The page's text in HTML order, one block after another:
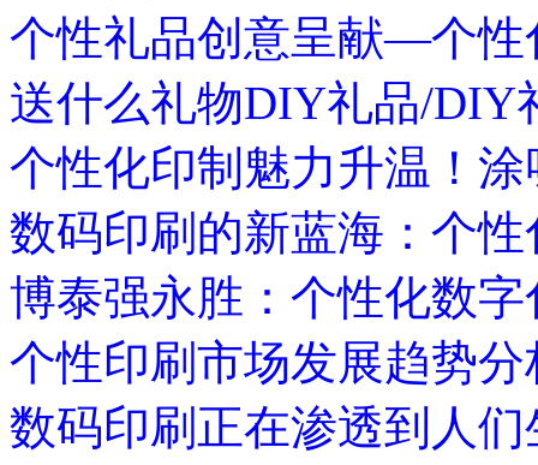
个性礼品创意呈献—个性
送什么礼物DIY礼品/DIY
个性化印制魅力升温！
数码印刷的新蓝海：个
博泰强永胜：个性化数
个性印刷市场发展趋势分
数码印刷正在渗透到人